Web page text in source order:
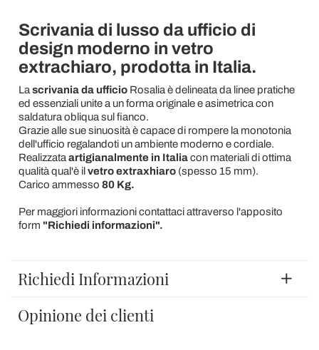
Scrivania di lusso da ufficio di
design moderno in vetro
extrachiaro, prodotta in Italia.
La scrivania da ufficio Rosalia è delineata da linee pratiche
ed essenziali unite a un forma originale e asimetrica con
saldatura obliqua sul fianco.
Grazie alle sue sinuosità è capace di rompere la monotonia
dell'ufficio regalandoti un ambiente moderno e cordiale.
Realizzata artigianalmente in Italiacon materiali di ottima
qualità qual'è il vetro extraxhiaro (spesso 15 mm).
Carico ammesso 80Kg.
Per maggiori informazioni contattaci attraverso l'apposito
form "Richiedi informazioni".
Richiedi Informazioni
Opinione dei clienti